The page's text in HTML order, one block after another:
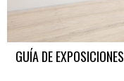
GUÍA DE